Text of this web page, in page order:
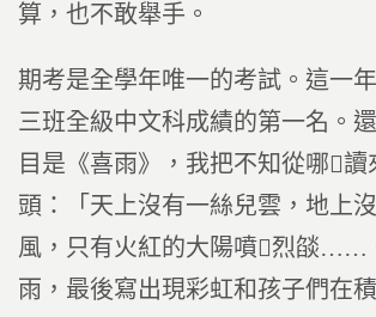
算，也不敢舉手。
期考是全學年唯一的考試。這一
三班全級中文科成績的第一名。
目是《喜雨》，我把不知從哪讀
頭：「天上沒有一絲兒雲，地上
風，只有火紅的大陽噴烈燄……
雨，最後寫出現彩虹和孩子們在